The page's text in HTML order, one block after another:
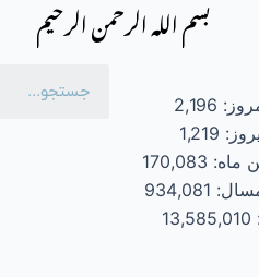
بسم الله الرحمن الرحیم
2,196
1,219
ماه: 170,083
934,081
13,585,010